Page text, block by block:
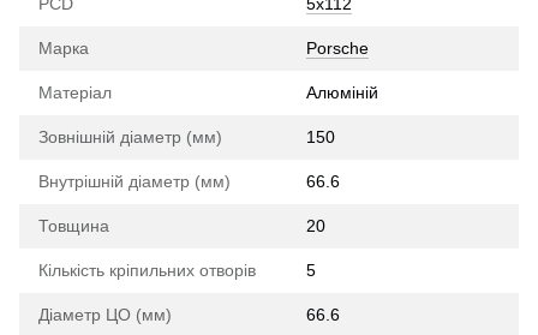
PCD 5x112
Марка Porsche
Матеріал Алюміній
Зовнішній діаметр (мм) 150
Внутрішній діаметр (мм) 66.6
Товщина 20
Кількість кріпильних отворів 5
Діаметр ЦО (мм) 66.6